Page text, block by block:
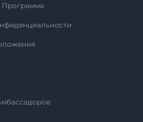
Программа